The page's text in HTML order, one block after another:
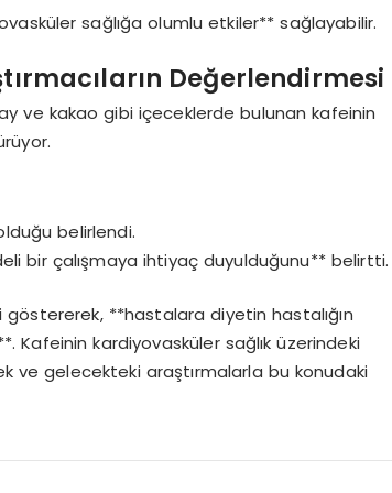
sağlığa olumlu etkiler** sağlayabilir.
Değerlendirmesi
ve kakao gibi içeceklerde bulunan kafeinin
belirlendi.
bir çalışmaya ihtiyaç duyulduğunu** belirtti.
göstererek, **hastalara diyetin hastalığın
Kafeinin kardiyovasküler sağlık üzerindeki
ve gelecekteki araştırmalarla bu konudaki